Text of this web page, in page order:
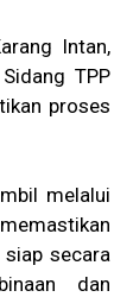
Intan,
TPP
proses
melalui
siap secara
dan